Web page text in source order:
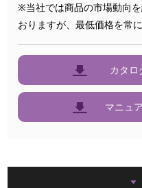
※当社では商品の市場動向
おりますが、最低価格を常
カタロ
マニュ